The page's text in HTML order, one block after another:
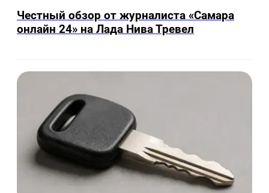
Честный обзор от журналиста «Самара
онлайн 24» на Лада Нива Тревел